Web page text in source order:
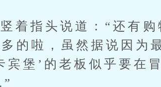
头说道：“还有购
的啦，虽然据说因为
宾堡’的老板似乎要在